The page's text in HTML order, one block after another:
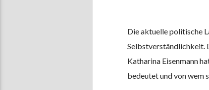
Die aktuelle politische
Selbstverständlichkeit.
Katharina Eisenmann
bedeutet und von wem